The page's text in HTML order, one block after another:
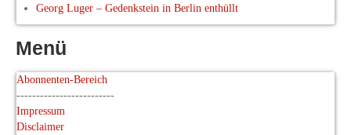
Georg Luger – Gedenkstein in Berlin enthüllt
Menü
Abonnenten-Bereich
-------------------------
Impressum
Disclaimer